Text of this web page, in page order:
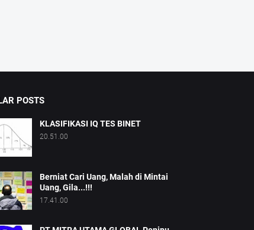
POSTS
KLASIFIKASI IQ TES BINET
20.51.00
Berniat Cari Uang, Malah di Mintai
Uang, Gila...!!!
17.41.00